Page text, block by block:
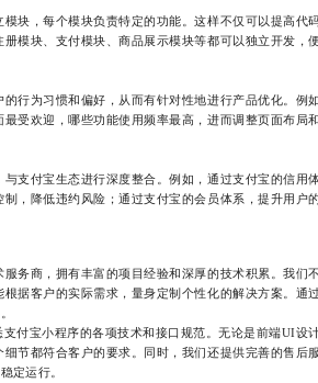
块，每个模块负责特定的功能。这样不仅可以提高代
模块、支付模块、商品展示模块等都可以独立开发，
行为习惯和偏好，从而有针对性地进行产品优化。例
受欢迎，哪些功能使用频率最高，进而调整页面布局
支付宝生态进行深度整合。例如，通过支付宝的信用
，降低违约风险；通过支付宝的会员体系，提升用户
服务商，拥有丰富的项目经验和深厚的技术积累。我们
据客户的实际需求，量身定制个性化的解决方案。通
付宝小程序的各项技术和接口规范。无论是前端UI设
节都符合客户的要求。同时，我们还提供完善的售后
定运行。